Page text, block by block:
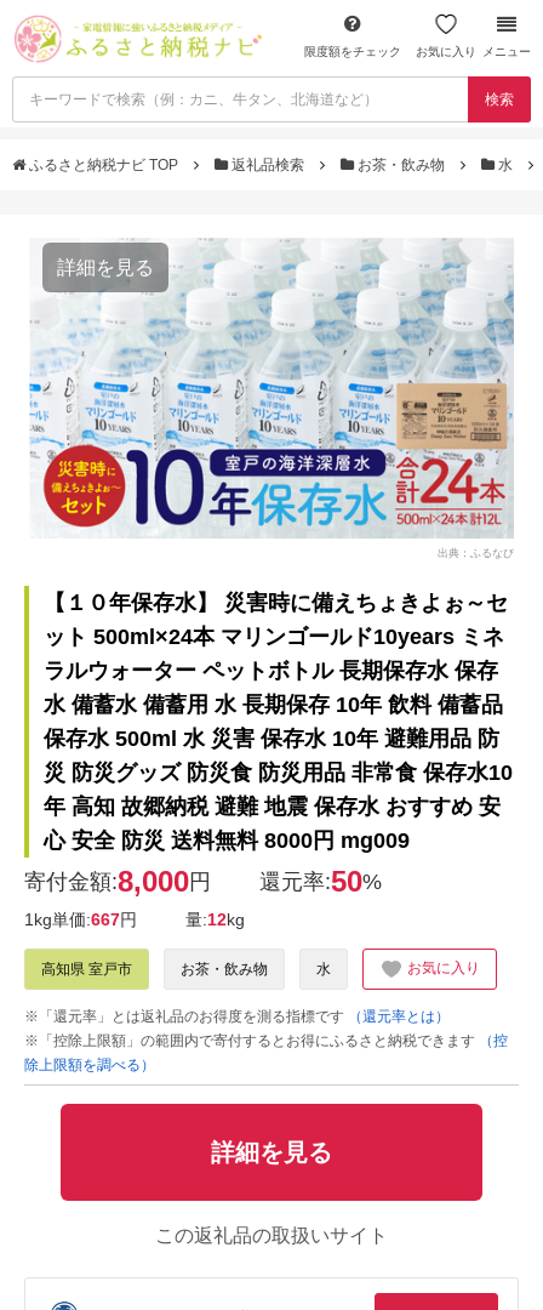
限度額をチェック お気に入り メニュー
検索
ふるさと納税ナビ TOP 返礼品検索 お茶・飲み物 水
詳細を見る
出典：ふるなび
【１０年保存水】 災害時に備えちょきよぉ～セ
ット 500ml×24本 マリンゴールド10years ミネ
ラルウォーター ペットボトル 長期保存水 保存
水 備蓄水 備蓄用 水 長期保存 10年 飲料 備蓄品
保存水 500ml 水 災害 保存水 10年 避難用品 防
災 防災グッズ 防災食 防災用品 非常食 保存水10
年 高知 故郷納税 避難 地震 保存水 おすすめ 安
心 安全 防災 送料無料 8000円 mg009
寄付金額:8,000円 還元率:50%
1kg単価:667円 量:12kg
高知県 室戸市 お茶・飲み物 水 お気に入り
※「還元率」とは返礼品のお得度を測る指標です
（還元率とは）
※「控除上限額」の範囲内で寄付するとお得にふるさと納税できます
（控
除上限額を調べる）
詳細を見る
この返礼品の取扱いサイト